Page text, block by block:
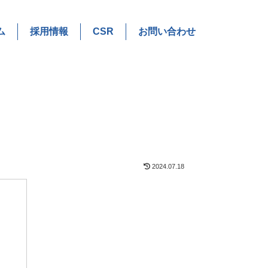
採用情報 CSR お問い合わせ
2024.07.18